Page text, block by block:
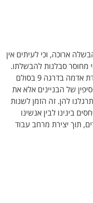
ארוכה, וכי לעיתים אין
מחוסר סבלנות להבשלתו.
אבל אלה ימים אחרים לחלוטין. זוהי רעידת אדמה בדרגה 9 בסולם
של הבניינים אלא את
להן. זה הזמן לשנות
בינינו לבין אנשינו
תוך יצירת מרחב עבוד